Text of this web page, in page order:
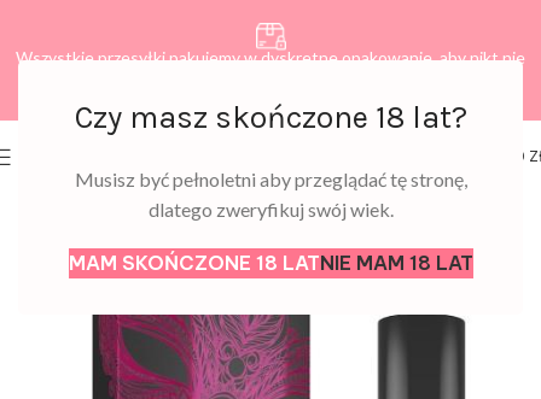
Czy masz skończone 18 lat?
Musisz być pełnoletni aby przeglądać tę stronę,
dlatego zweryfikuj swój wiek.
MAM SKOŃCZONE 18 LATNIE MAM 18 LAT
Wszystkie przesyłki pakujemy w dyskretne opakowanie, aby nikt nie
0,00